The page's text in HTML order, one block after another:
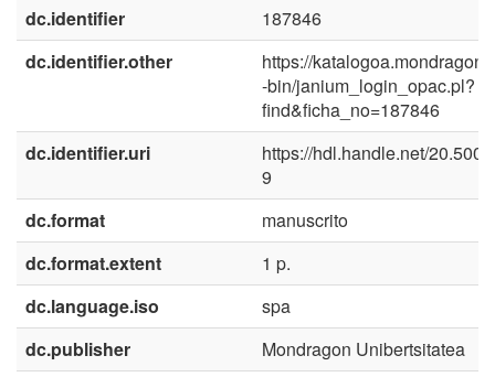
dc.identifier
187846
dc.identifier.other
https://
-bin/janium_login_opac.pl?
find&ficha_no=187846
dc.identifier.uri
https://hdl.handle.net/
9
dc.format
manuscrito
dc.format.extent
1 p.
dc.language.iso
spa
dc.publisher
Mondragon Unibertsitatea